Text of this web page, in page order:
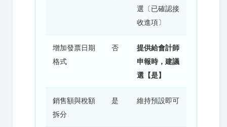
選〔已確認接
收進項〕
增加發票日期
格式
否
提供給會計師
申報時，建議
選【是】
銷售額與稅額
拆分
是 維持預設即可